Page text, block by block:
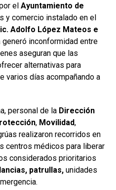
el Ayuntamiento de
y comercio instalado en el
Adolfo López Mateos e
generó inconformidad entre
aseguran que las
alternativas para
varios días acompañando a
personal de la Dirección
, Movilidad,
realizaron recorridos en
centros médicos para liberar
considerados prioritarios
patrullas, unidades